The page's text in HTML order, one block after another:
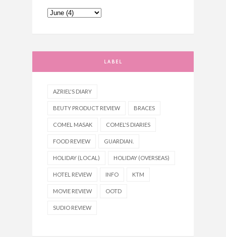
LABEL
AZRIEL'S DIARY
BEUTY PRODUCT REVIEW BRACES
COMEL MASAK COMEL'S DIARIES
FOOD REVIEW GUARDIAN.
HOLIDAY (LOCAL) HOLIDAY (OVERSEAS)
HOTEL REVIEW INFO KTM
MOVIE REVIEW OOTD
SUDIO REVIEW